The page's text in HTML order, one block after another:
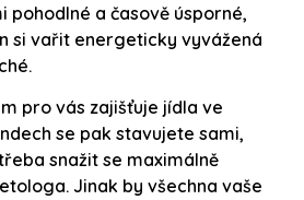
pohodlné a časově úsporné,
si vařit energeticky vyvážená
pro vás zajišťuje jídla ve
se pak stavujete sami,
snažit se maximálně
Jinak by všechna vaše